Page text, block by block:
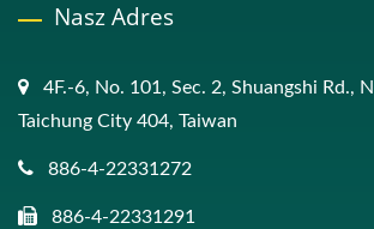
Nasz Adres
4F.-6, No. 101, Sec. 2, Shuangshi Rd.,
Taichung City 404, Taiwan
886-4-22331272
886-4-22331291